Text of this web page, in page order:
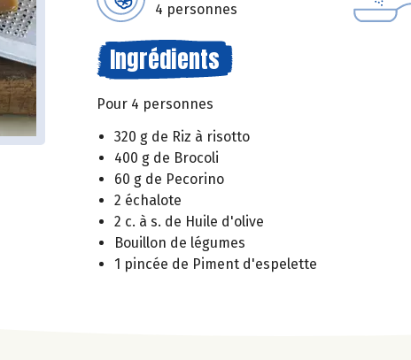
4 personnes
Ingrédients
Pour 4 personnes
320 g de Riz à risotto
400 g de Brocoli
60 g de Pecorino
2 échalote
2 c. à s. de Huile d'olive
Bouillon de légumes
1 pincée de Piment d'espelette